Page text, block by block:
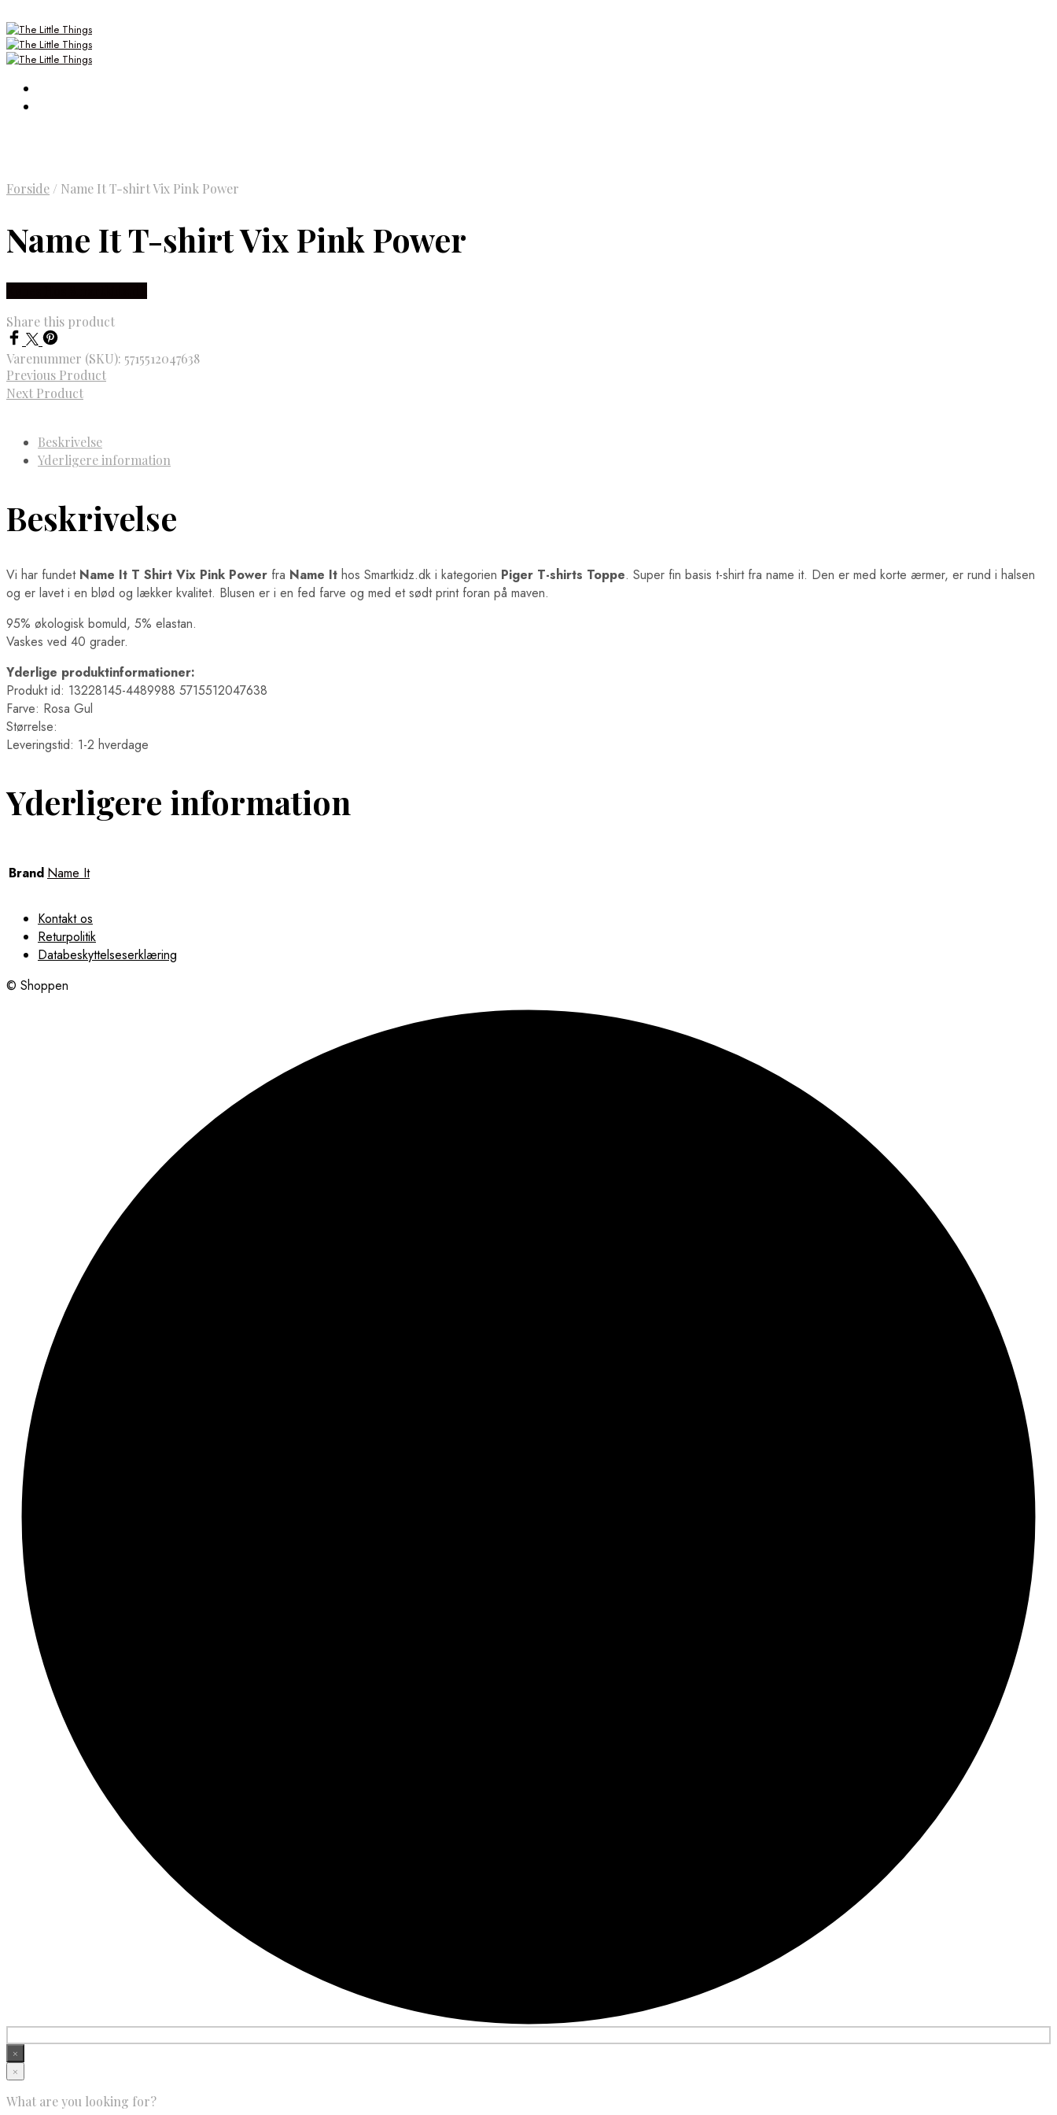
Forside / Name It T-shirt Vix Pink Power
Name It T-shirt Vix Pink Power
Share this product
Varenummer (SKU): 5715512047638
Previous Product
Next Product
Beskrivelse
Yderligere information
Beskrivelse
Vi har fundet Name It T Shirt Vix Pink Power fra Name It hos Smartkidz.dk i kategorien Piger T-shirts Toppe. Super fin basis t-shirt fra name it. Den er med korte ærmer, er rund i halsen
og er lavet i en blød og lækker kvalitet. Blusen er i en fed farve og med et sødt print foran på maven.
95% økologisk bomuld, 5% elastan.
Vaskes ved 40 grader.
Yderlige produktinformationer:
Produkt id: 13228145-4489988 5715512047638
Farve: Rosa Gul
Størrelse:
Leveringstid: 1-2 hverdage
Yderligere information
Brand Name It
Kontakt os
Returpolitik
Databeskyttelseserklæring
© Shoppen
×
×
What are you looking for?